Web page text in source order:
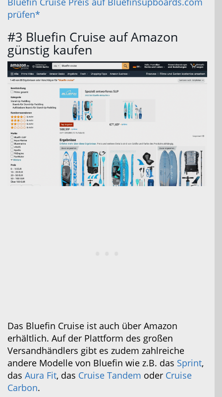
prüfen*
#3 Bluefin Cruise auf Amazon
günstig kaufen
Das Bluefin Cruise ist auch über Amazon
erhältlich. Auf der Plattform des großen
Versandhändlers gibt es zudem zahlreiche
andere Modelle von Bluefin wie z.B. das Sprint,
das Aura Fit, das Cruise Tandem oder Cruise
Carbon.